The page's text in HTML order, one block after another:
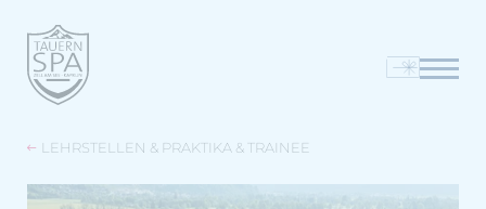
LEHRSTELLEN & PRAKTIKA & TRAINEE